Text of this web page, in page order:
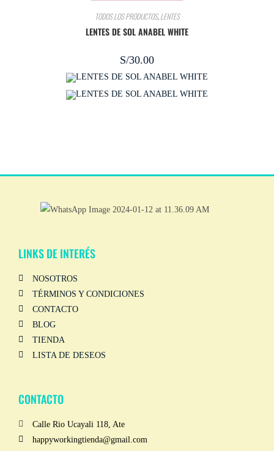
TODOS LOS PRODUCTOS,LENTES
LENTES DE SOL ANABEL WHITE
S/30.00
LINKS DE INTERÉS
NOSOTROS
TÉRMINOS Y CONDICIONES
CONTACTO
BLOG
TIENDA
LISTA DE DESEOS
CONTACTO
Calle Rio Ucayali 118, Ate
happyworkingtienda@gmail.com